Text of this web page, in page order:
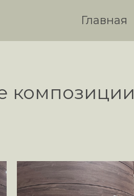
Главная
композиции